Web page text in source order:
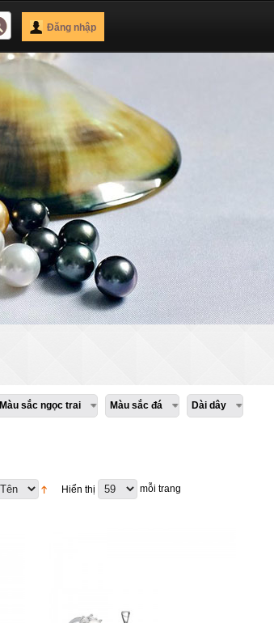
Đăng nhập
Màu sắc ngọc trai Màu sắc đá Dài dây
Hiển thị mỗi trang